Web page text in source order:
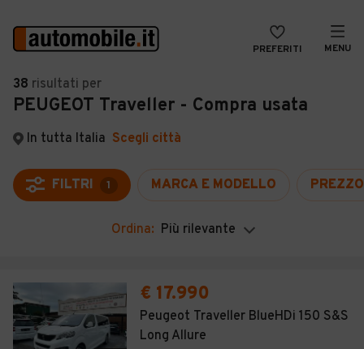
PREFERITI MENU
Auto
Auto usate
Auto Km 0
Auto Nuove
Noleggio a lungo termine
Moto
Camper
VENDI
MAGAZINE
ACCEDI
38 risultati per
PEUGEOT Traveller - Compra usata
In tutta Italia Scegli città
FILTRI 1 MARCA E MODELLO PREZZO
Ordina: Più rilevante
€ 17.990
Peugeot Traveller BlueHDi 150 S&S
Long Allure